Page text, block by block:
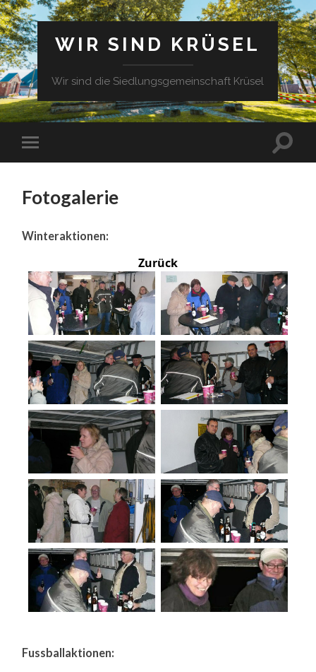
WIR SIND KRÜSEL
Wir sind die Siedlungsgemeinschaft Krüsel
Fotogalerie
Winteraktionen:
Zurück
Fussballaktionen: